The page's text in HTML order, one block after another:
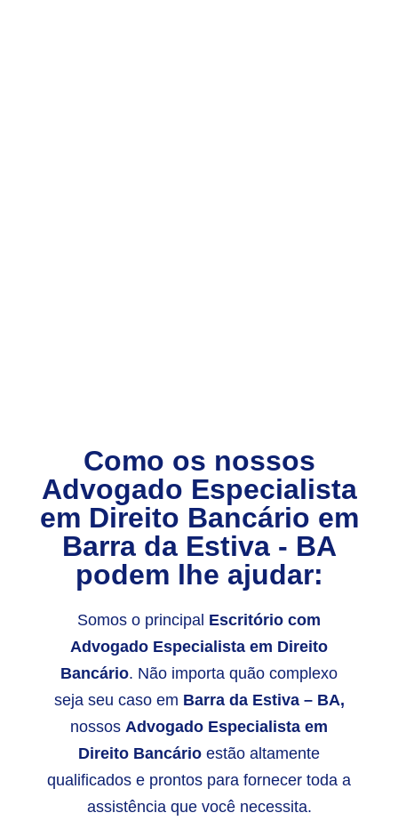
Como os nossos
Advogado Especialista
em Direito Bancário em
Barra da Estiva - BA
podem lhe ajudar:
Somos o principal Escritório com
Advogado Especialista em Direito
Bancário. Não importa quão complexo
seja seu caso em Barra da Estiva – BA,
nossos Advogado Especialista em
Direito Bancário estão altamente
qualificados e prontos para fornecer toda a
assistência que você necessita.